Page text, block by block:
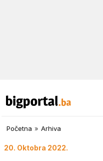
Početna » Arhiva
20. Oktobra 2022.